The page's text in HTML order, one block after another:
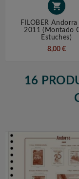

FILOBER Andorra
2011 (montado
Estuches)
8,00 €
16